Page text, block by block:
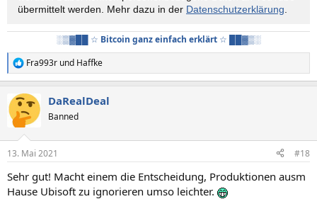
übermittelt werden. Mehr dazu in der Datenschutzerklärung
░▒▓██ ☆ Bitcoin ganz einfach erklärt☆ ██▓▒░
R
e
k
i
e
:
Fra993r und Haffke
DaRealDeal
Banned
13. Mai 2021 #18
Sehr gut! Macht einem die Entscheidung, Produktionen ausm
Hause Ubisoft zu ignorieren umso leichter.